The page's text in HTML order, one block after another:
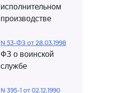
исполнительном
производстве
N 53-ФЗ от 28.03.1998
ФЗ о воинской
службе
N 395-1 от 02.12.1990